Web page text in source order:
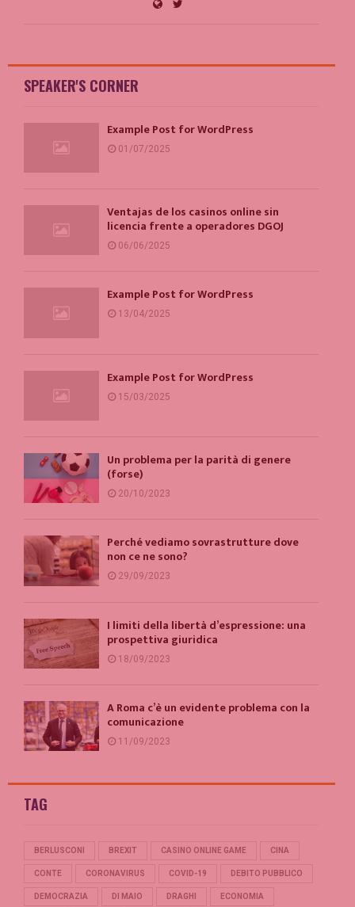
SPEAKER'S CORNER
Example Post for WordPress
01/07/2025
Ventajas de los casinos online sin
licencia frente a operadores DGOJ
06/06/2025
Example Post for WordPress
13/04/2025
Example Post for WordPress
15/03/2025
Un problema per la parità di genere
(forse)
20/10/2023
Perché vediamo sovrastrutture dove
non ce ne sono?
29/09/2023
I limiti della libertà d’espressione: una
prospettiva giuridica
18/09/2023
A Roma c’è un evidente problema con la
comunicazione
11/09/2023
TAG
BERLUSCONI BREXIT CASINO ONLINE GAME CINA
CONTE CORONAVIRUS COVID-19 DEBITO PUBBLICO
DEMOCRAZIA DI MAIO DRAGHI ECONOMIA